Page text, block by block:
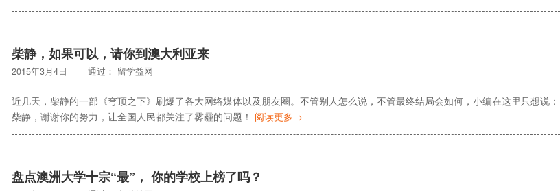
柴静，如果可以，请你到澳大利亚来
2015年3月4日 通过： 留学益网
近几天，柴静的一部《穹顶之下》刷爆了各大网络媒体以及朋友圈。不管别人怎么说，不管最终结局会如何，小编在这里只想说：
柴静，谢谢你的努力，让全国人民都关注了雾霾的问题！ 阅读更多
盘点澳洲大学十宗“最”， 你的学校上榜了吗？